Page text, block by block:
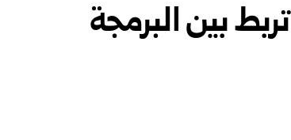
بين البرمجة